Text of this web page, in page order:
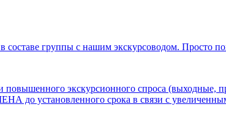
составе группы с нашим экскурсоводом. Просто
экскурсионного спроса (выходные,
установленного срока в связи с